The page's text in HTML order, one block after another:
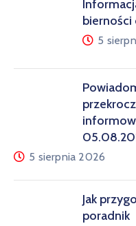
bierności
5
5 sierpnia 2026
Jak
poradnik